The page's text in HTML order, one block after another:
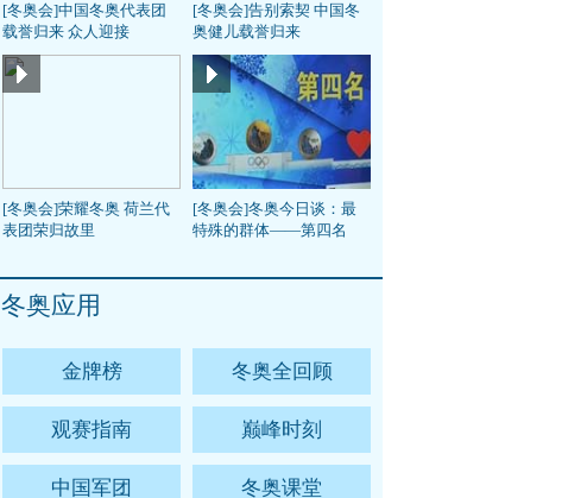
[冬奥会]中国冬奥代表团
载誉归来 众人迎接
[冬奥会]告别索契 中国冬
奥健儿载誉归来
[冬奥会]荣耀冬奥 荷兰代
表团荣归故里
[冬奥会]冬奥今日谈：最
特殊的群体——第四名
冬奥应用
金牌榜 冬奥全回顾
观赛指南 巅峰时刻
中国军团 冬奥课堂